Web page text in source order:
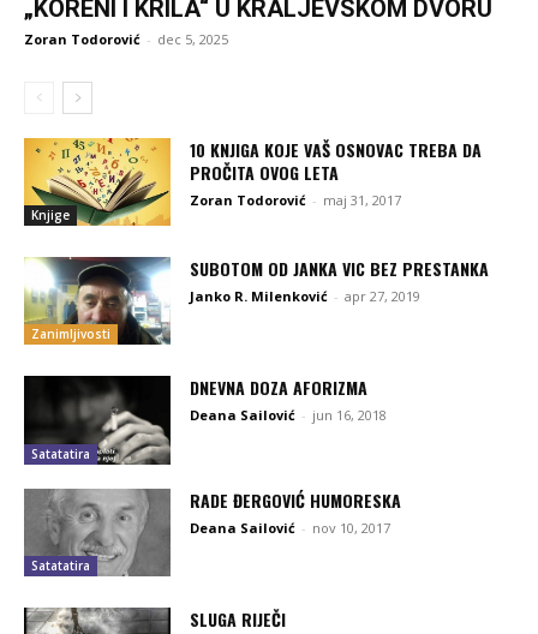
„KORENI I KRILA“ U KRALJEVSKOM DVORU
Zoran Todorović - dec 5, 2025
Knjige
10 KNJIGA KOJE VAŠ OSNOVAC TREBA DA
PROČITA OVOG LETA
Zoran Todorović - maj 31, 2017
Zanimljivosti
SUBOTOM OD JANKA VIC BEZ PRESTANKA
Janko R. Milenković - apr 27, 2019
Satatatira
DNEVNA DOZA AFORIZMA
Deana Sailović - jun 16, 2018
Satatatira
RADE ĐERGOVIĆ HUMORESKA
Deana Sailović - nov 10, 2017
SLUGA RIJEČI